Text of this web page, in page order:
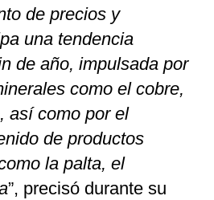
de precios y
una tendencia
de año, impulsada por
como el cobre,
así como por el
de productos
la palta, el
”, precisó durante su